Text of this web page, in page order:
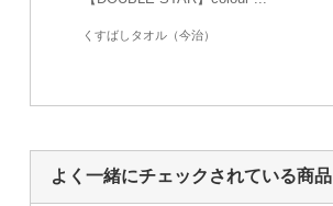
くすばしタオル（今治）
よく一緒にチェックされている商品